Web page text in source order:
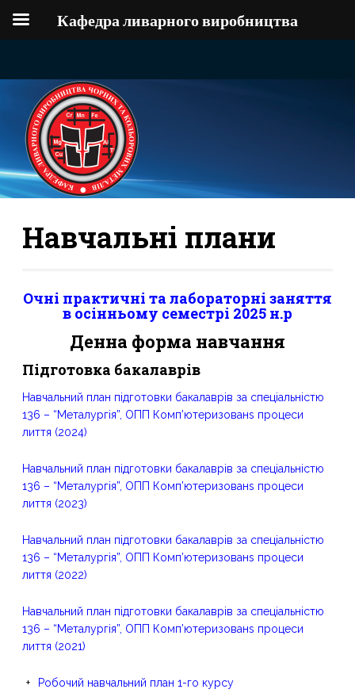
Навчальні плани
Очні практичні та лабораторні заняття
в осінньому семестрі 2025 н.р
Денна форма навчання
Підготовка бакалаврів
Навчальний план підготовки бакалаврів за спеціальністю
136 – “Металургія”, ОПП Комп’ютеризованs процеси
лиття (2024)
Навчальний план підготовки бакалаврів за спеціальністю
136 – “Металургія”, ОПП Комп’ютеризованs процеси
лиття (2023)
Навчальний план підготовки бакалаврів за спеціальністю
136 – “Металургія”, ОПП Комп’ютеризованs процеси
лиття (2022)
Навчальний план підготовки бакалаврів за спеціальністю
136 – “Металургія”, ОПП Комп’ютеризованs процеси
лиття (2021)
Робочий навчальний план 1-го курсу
Кафедра ливарного виробництва